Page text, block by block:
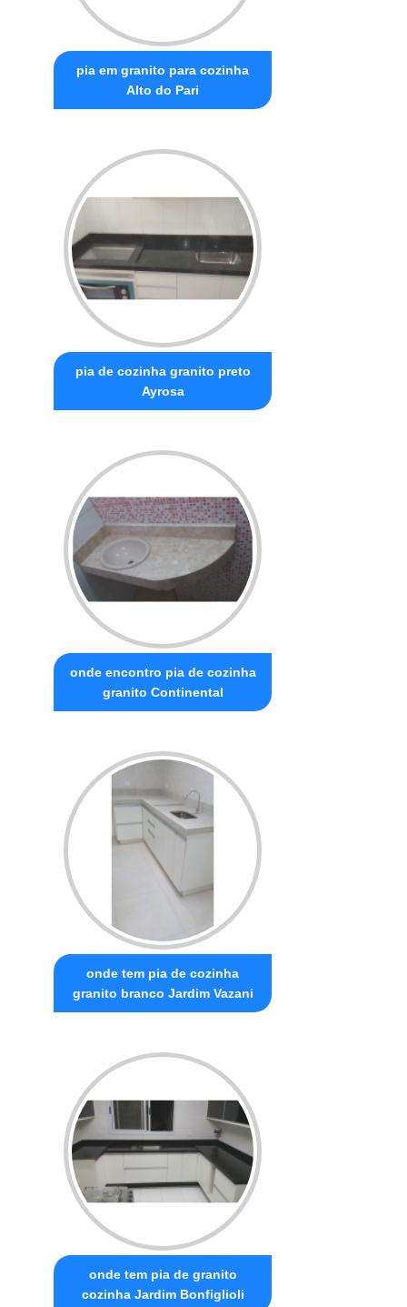
pia em granito para cozinha
Alto do Pari
pia de cozinha granito preto
Ayrosa
onde encontro pia de cozinha
granito Continental
onde tem pia de cozinha
granito branco Jardim Vazani
onde tem pia de granito
cozinha Jardim Bonfiglioli